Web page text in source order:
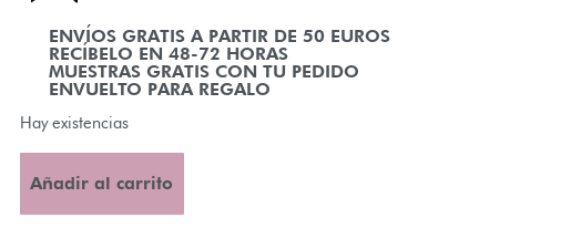
ENVÍOS GRATIS A PARTIR DE 50 EUROS
RECÍBELO EN 48-72 HORAS
MUESTRAS GRATIS CON TU PEDIDO
ENVUELTO PARA REGALO
Hay existencias
Añadir al carrito